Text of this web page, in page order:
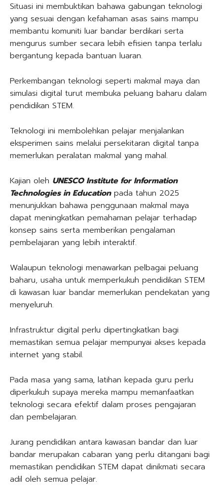
Situasi ini membuktikan bahawa gabungan teknologi
yang sesuai dengan kefahaman asas sains mampu
membantu komuniti luar bandar berdikari serta
mengurus sumber secara lebih efisien tanpa terlalu
bergantung kepada bantuan luaran.
Perkembangan teknologi seperti makmal maya dan
simulasi digital turut membuka peluang baharu dalam
pendidikan STEM.
Teknologi ini membolehkan pelajar menjalankan
eksperimen sains melalui persekitaran digital tanpa
memerlukan peralatan makmal yang mahal.
Kajian oleh UNESCO Institute for Information
Technologies in Educationpada tahun 2025
menunjukkan bahawa penggunaan makmal maya
dapat meningkatkan pemahaman pelajar terhadap
konsep sains serta memberikan pengalaman
pembelajaran yang lebih interaktif.
Walaupun teknologi menawarkan pelbagai peluang
baharu, usaha untuk memperkukuh pendidikan STEM
di kawasan luar bandar memerlukan pendekatan yang
menyeluruh.
Infrastruktur digital perlu dipertingkatkan bagi
memastikan semua pelajar mempunyai akses kepada
internet yang stabil.
Pada masa yang sama, latihan kepada guru perlu
diperkukuh supaya mereka mampu memanfaatkan
teknologi secara efektif dalam proses pengajaran
dan pembelajaran.
Jurang pendidikan antara kawasan bandar dan luar
bandar merupakan cabaran yang perlu ditangani bagi
memastikan pendidikan STEM dapat dinikmati secara
adil oleh semua pelajar.